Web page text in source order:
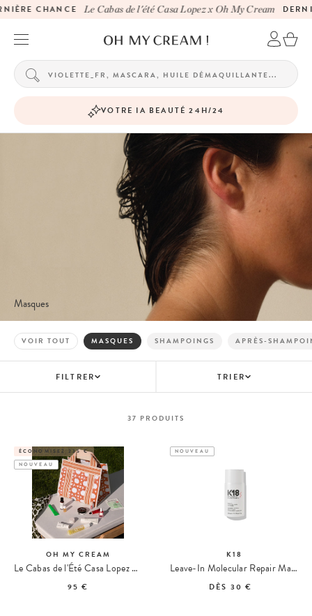
CHANCE Le Cabas de l'été Casa Lopez x Oh My Cream
VOTRE IA BEAUTÉ 24H/24
Masques
VOIR TOUT SHAMPOINGS APRÈS-
MASQUES
FILTRER TRIER
37 PRODUITS
ÉCONOMISEZ 235 €
NOUVEAU
OH MY CREAM
Le Cabas de l'Été Casa Lopez x Oh My Cream
95 €
NOUVEAU
K18
Leave-In Molecular Repair Masque Cheveux
DÈS 30 €